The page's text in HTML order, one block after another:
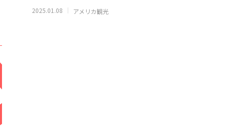
のディ
2025.01.08 アメリカ観光